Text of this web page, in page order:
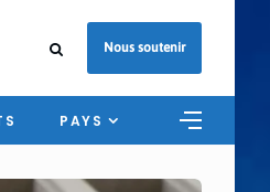
Nous soutenir
PAYS